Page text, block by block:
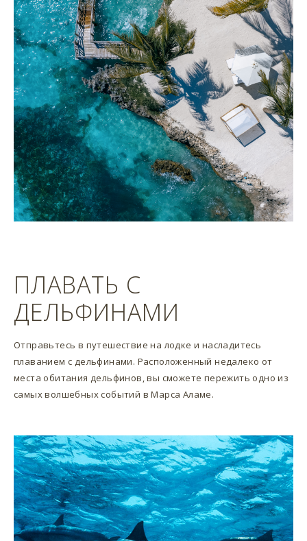
ПЛАВАТЬ С
ДЕЛЬФИНАМИ
Отправьтесь в путешествие на лодке и насладитесь
плаванием с дельфинами. Расположенный недалеко от
места обитания дельфинов, вы сможете пережить одно из
самых волшебных событий в Марса Аламе.